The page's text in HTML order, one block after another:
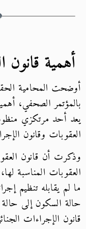
أهمية قانون
أوضحت المحامية
بالمؤتمر الصحفي،
يعد أحد مرتكزي
العقوبات وقانون
وذكرت أن قانون
العقوبات المناسبة
ما لم يقابله تنظيم
حالة السكون إلى
قانون الإجراءات